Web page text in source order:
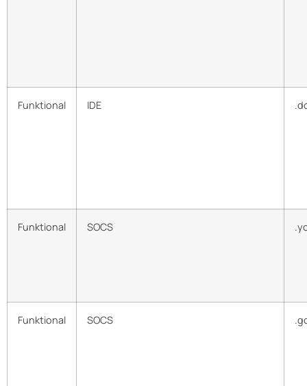
Funktional IDE
Funktional SOCS
Funktional SOCS